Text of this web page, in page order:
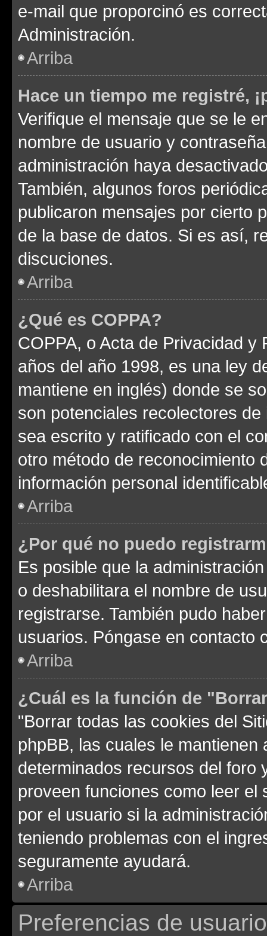
e-mail que proporcinó es
Administración.
Arriba
Hace un tiempo me registré,
Verifique el mensaje que se le
nombre de usuario y
administración haya
También, algunos foros
publicaron mensajes por cierto
de la base de datos. Si es así,
discuciones.
Arriba
¿Qué es COPPA?
COPPA, o Acta de Privacidad
años del año 1998, es una ley
mantiene en inglés) donde se
son potenciales recolectores
sea escrito y ratificado con el
otro método de reconocimiento
información personal
Arriba
¿Por qué no puedo
Es posible que la
o deshabilitara el nombre de
registrarse. También pudo
usuarios. Póngase en contacto
Arriba
¿Cuál es la función de
"Borrar todas las cookies del
phpBB, las cuales le
determinados recursos del foro
proveen funciones como leer el
por el usuario si la
teniendo problemas con el
seguramente ayudará.
Arriba
Preferencias de